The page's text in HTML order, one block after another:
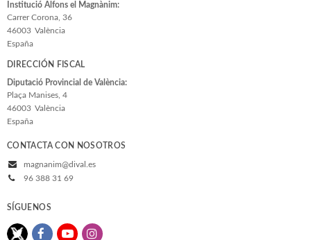
Institució Alfons el Magnànim:
Carrer Corona, 36
46003 València
España
DIRECCIÓN FISCAL
Diputació Provincial de València:
Plaça Manises, 4
46003 València
España
CONTACTA CON NOSOTROS
magnanim@dival.es
96 388 31 69
SÍGUENOS